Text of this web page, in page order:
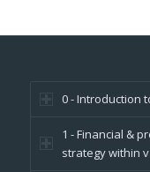
0 - Introduction
1 - Financial &
strategy within